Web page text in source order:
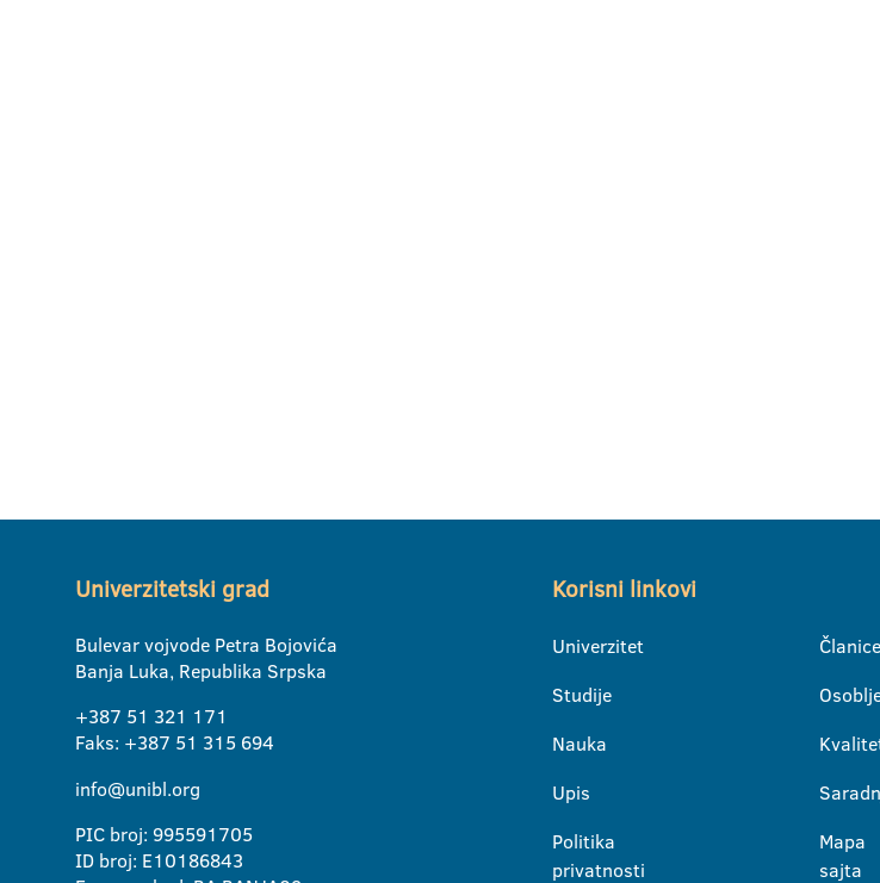
Univerzitetski grad
Bulevar vojvode Petra Bojovića
Banja Luka, Republika Srpska
+387 51 321 171
Faks: +387 51 315 694
info@unibl.org
PIC broj: 995591705
ID broj: E10186843
Korisni linkovi
Univerzitet
Studije
Nauka
Upis
Politika
privatnosti
Članice
Mapa
sajta